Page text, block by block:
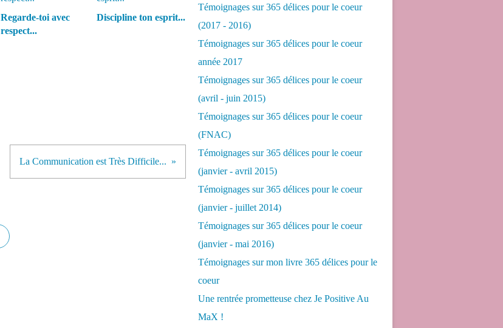
Regarde-toi avec
respect...
Discipline ton esprit...
La Communication est Très Difficile...
Témoignages sur 365 délices pour le coeur
(2017 - 2016)
Témoignages sur 365 délices pour le coeur
année 2017
Témoignages sur 365 délices pour le coeur
(avril - juin 2015)
Témoignages sur 365 délices pour le coeur
(FNAC)
Témoignages sur 365 délices pour le coeur
(janvier - avril 2015)
Témoignages sur 365 délices pour le coeur
(janvier - juillet 2014)
Témoignages sur 365 délices pour le coeur
(janvier - mai 2016)
Témoignages sur mon livre 365 délices pour le
coeur
Une rentrée prometteuse chez Je Positive Au
MaX !